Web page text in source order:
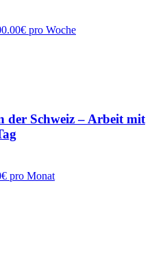
pro Woche
Schweiz – Arbeit mit
pro Monat